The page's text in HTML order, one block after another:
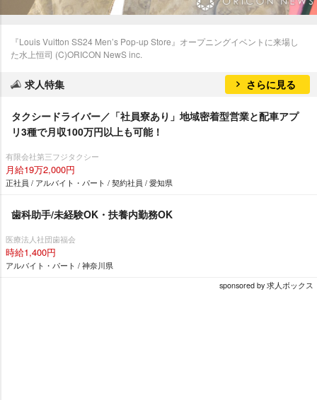
『Louis Vuitton SS24 Men’s Pop-up Store』オープニングイベントに来場し
た水上恒司 (C)ORICON NewS inc.
求人特集 さらに見る
タクシードライバー／「社員寮あり」地域密着型営業と配車アプ
リ3種で月収100万円以上も可能！
有限会社第三フジタクシー
月給19万2,000円
正社員 / アルバイト・パート / 契約社員 / 愛知県
歯科助手/未経験OK・扶養内勤務OK
医療法人社団歯福会
時給1,400円
アルバイト・パート / 神奈川県
sponsored by 求人ボックス